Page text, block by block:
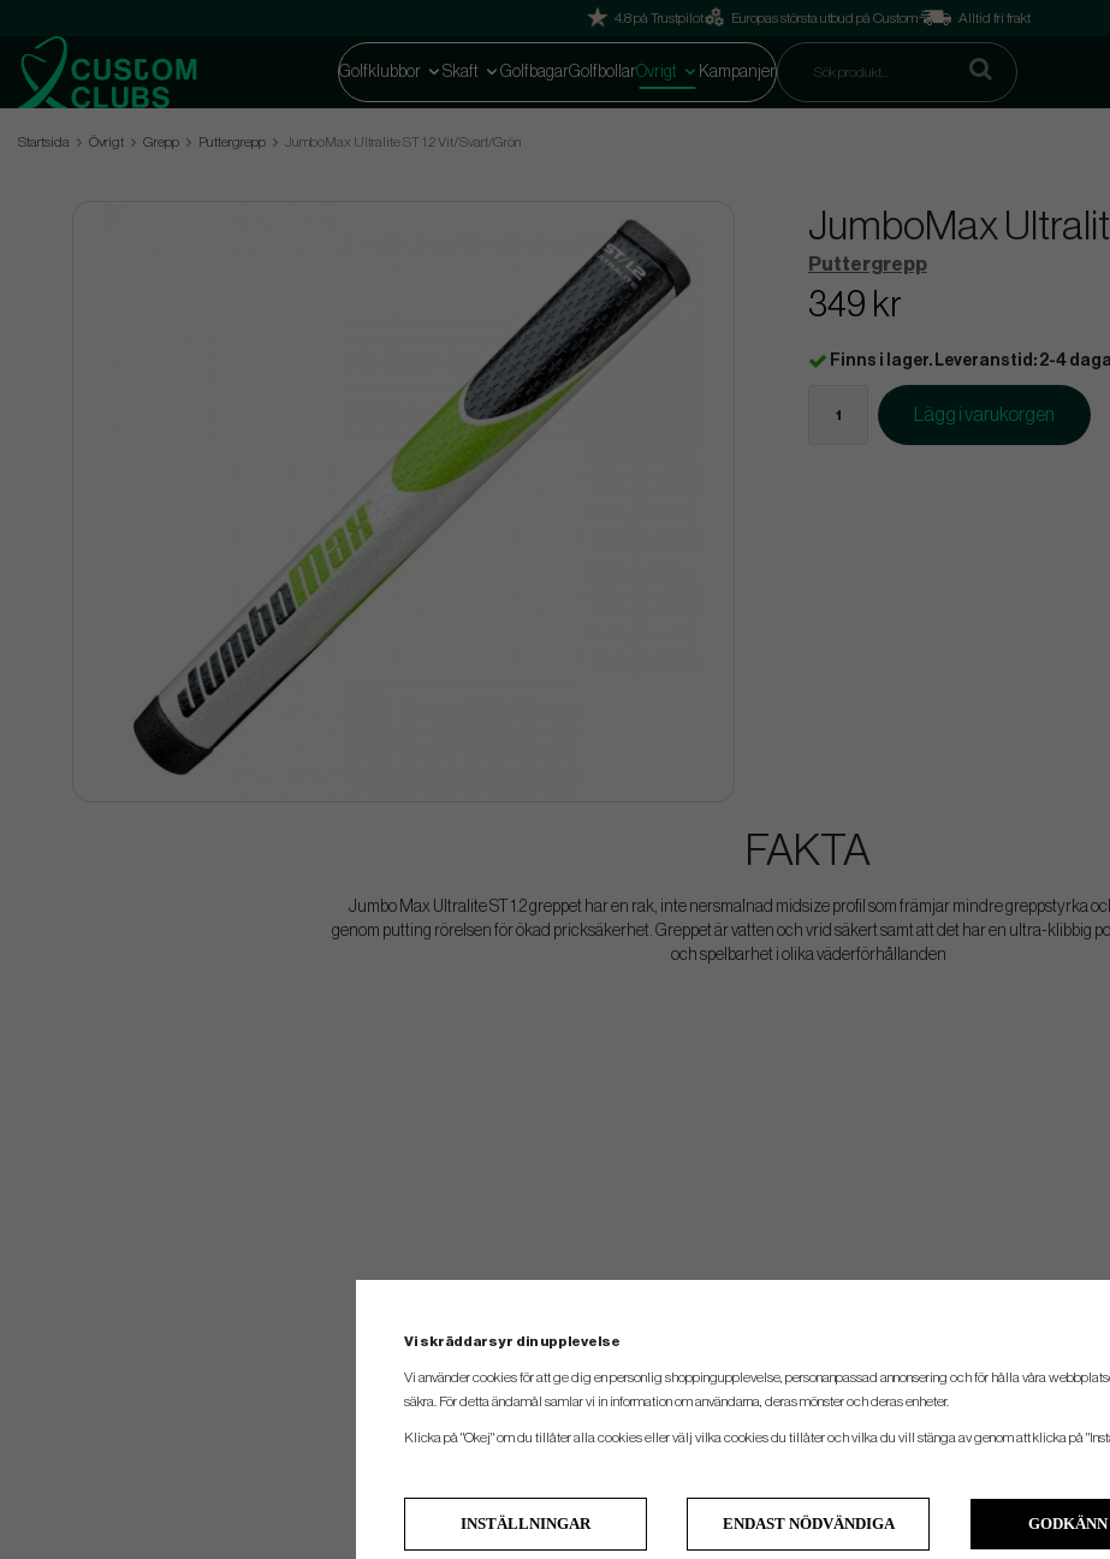
4.8 på Trustpilot Europas största utbud på Custom Alltid fri frakt
Golfklubbor Skaft GolfbagarGolfbollarÖvrigt Kampanjer
Startsida Övrigt Grepp Puttergrepp JumboMax Ultralite ST 1.2 Vit/Svart/Grön
JumboMax
Puttergrepp
349 kr
Finns i lager. Leveranstid: 2-4
Lägg i varukorgen
FAKTA
Jumbo Max Ultralite ST 1.2 greppet har en rak, inte nersmalnad midsize profil som främjar mindre greppstyrka
genom putting rörelsen för ökad pricksäkerhet. Greppet är vatten och vrid säkert samt att det har en ultra-klibbig
och spelbarhet i olika väderförhållanden
Vi skräddarsyr din upplevelse
Vi använder cookies för att ge dig en personlig shoppingupplevelse, personanpassad annonsering och för hålla våra
säkra. För detta ändamål samlar vi in information om användarna, deras mönster och deras enheter.
Klicka på "Okej" om du tillåter alla cookies eller välj vilka cookies du tillåter och vilka du vill stänga av genom att klicka på
INSTÄLLNINGAR ENDAST NÖDVÄNDIGA